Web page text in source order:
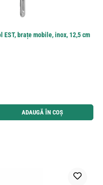
brațe mobile, inox, 12,5 cm
butoanele pentru a mări sau micșora
ADAUGĂ ÎN COȘ